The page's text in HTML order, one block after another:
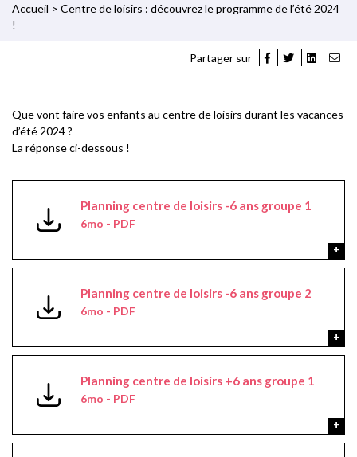
Accueil > Centre de loisirs : découvrez le programme de l’été 2024
!
Partager sur
Que vont faire vos enfants au centre de loisirs durant les vacances
d’été 2024 ?
La réponse ci-dessous !
Planning centre de loisirs -6 ans groupe 1
6mo - PDF
Planning centre de loisirs -6 ans groupe 2
6mo - PDF
Planning centre de loisirs +6 ans groupe 1
6mo - PDF